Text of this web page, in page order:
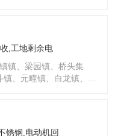
,工地剩余电
镇、梁园镇、桥头集
、元疃镇、白龙镇、包
锈钢,电动机回